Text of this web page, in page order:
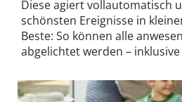
Diese agiert vollautomatisch
schönsten Ereignisse in
Beste: So können alle
abgelichtet werden –